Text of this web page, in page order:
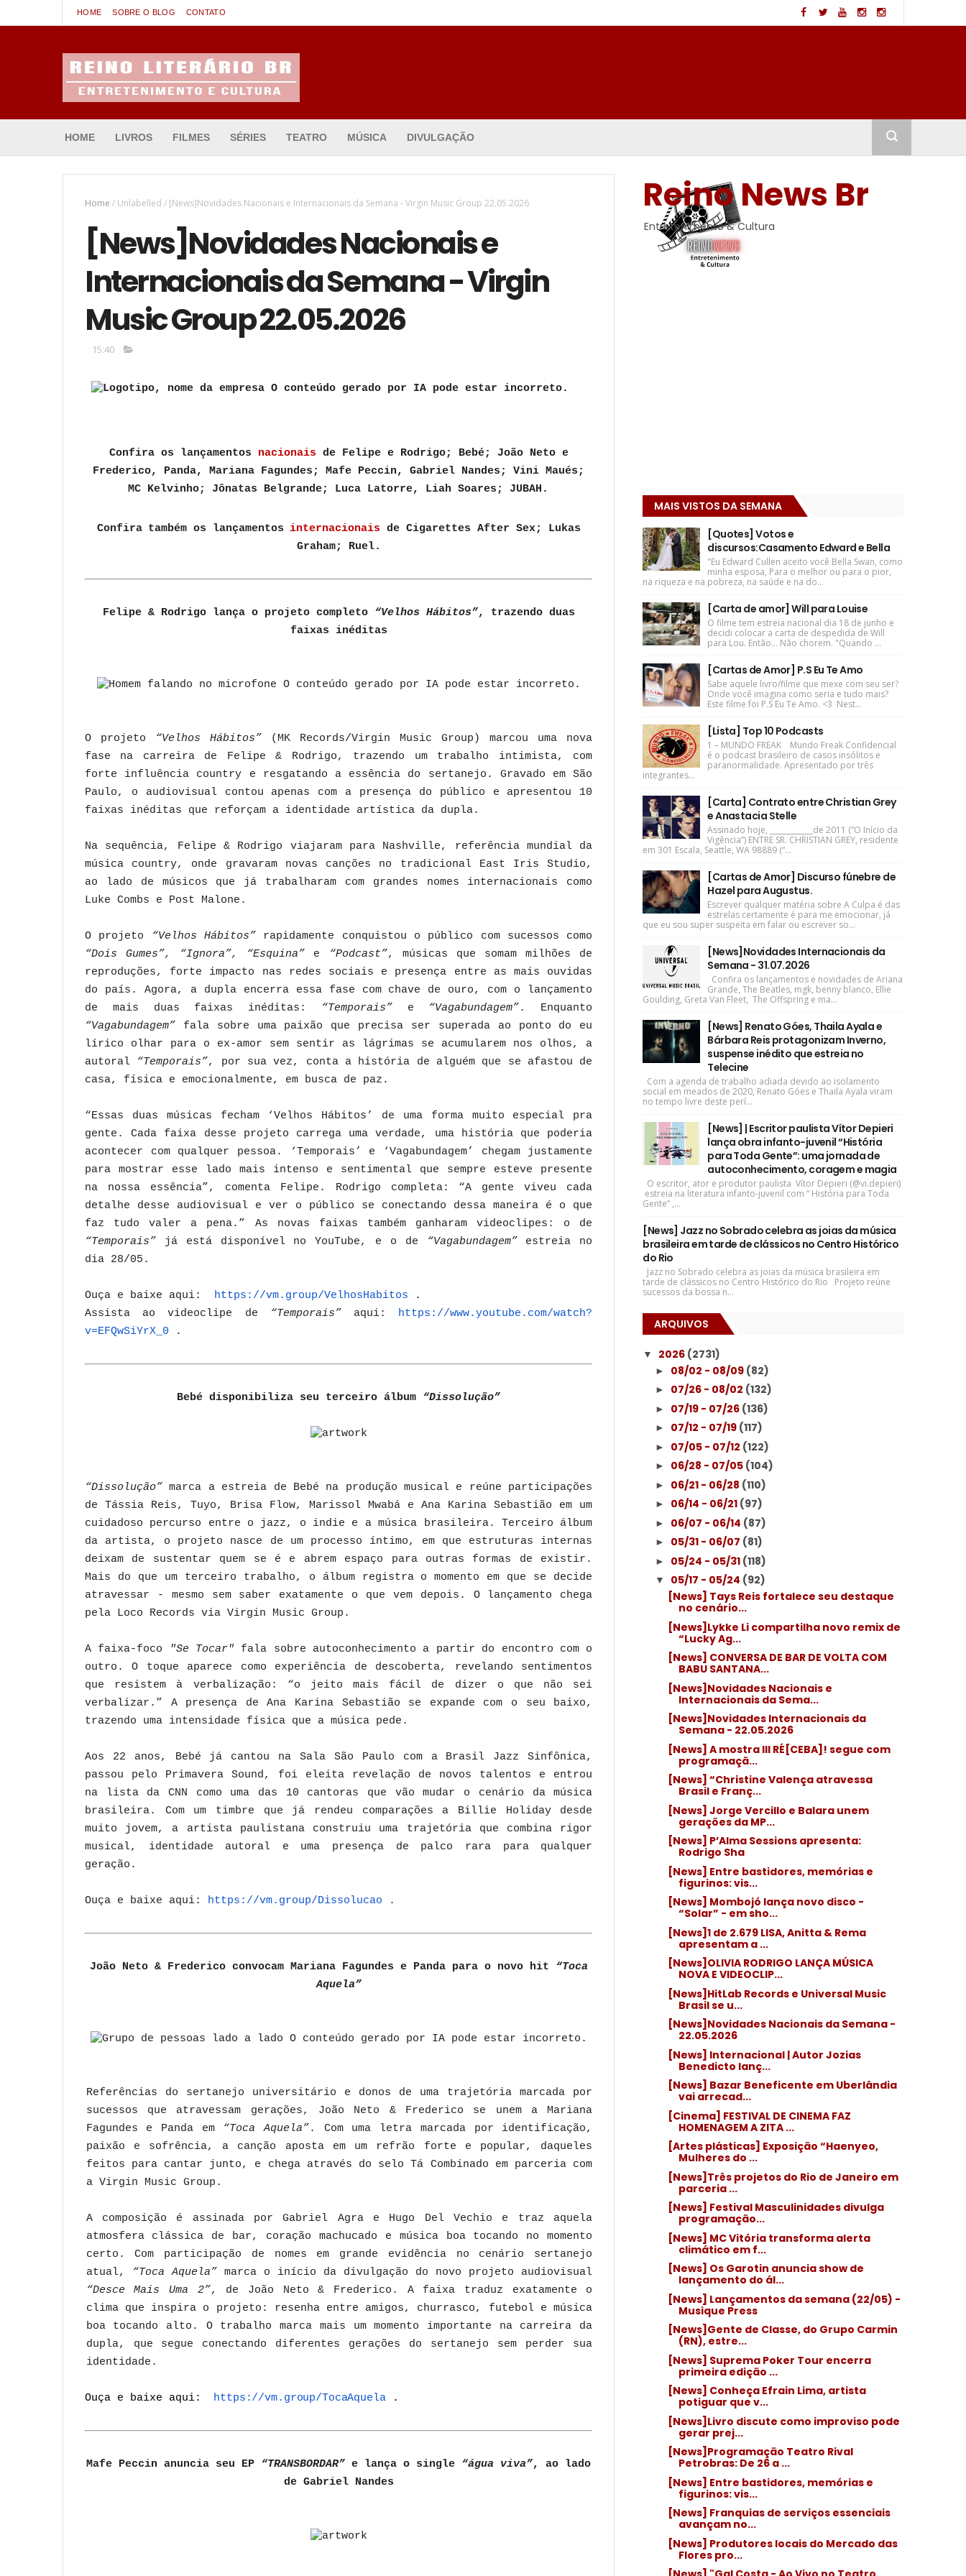
HOME SOBRE O BLOG CONTATO
HOME LIVROS FILMES SÉRIES TEATRO MÚSICA DIVULGAÇÃO
Home / Unlabelled / [News]Novidades Nacionais e Internacionais da Semana - Virgin Music Group 22.05.2026
[News]Novidades Nacionais e
Internacionais da Semana - Virgin
Music Group 22.05.2026
15:40
Confira os lançamentos nacionais de Felipe e Rodrigo; Bebé; João Neto e
Frederico, Panda, Mariana Fagundes; Mafe Peccin, Gabriel Nandes; Vini Maués;
MC Kelvinho; Jônatas Belgrande; Luca Latorre, Liah Soares; JUBAH.
Confira também os lançamentos internacionais deCigarettes After Sex; Lukas
Graham; Ruel.
Felipe & Rodrigo lança o projeto completo “Velhos Hábitos”, trazendo duas
faixas inéditas
O projeto “Velhos Hábitos” (MK Records/Virgin Music Group) marcou uma nova
fase na carreira de Felipe & Rodrigo, trazendo um trabalho intimista, com
forte influência country e resgatando a essência do sertanejo. Gravado em São
Paulo, o audiovisual contou apenas com a presença do público e apresentou 10
faixas inéditas que reforçam a identidade artística da dupla.
Na sequência, Felipe & Rodrigo viajaram para Nashville, referência mundial da
música country, onde gravaram novas canções no tradicional East Iris Studio,
ao lado de músicos que já trabalharam com grandes nomes internacionais como
Luke Combs e Post Malone.
O projeto “Velhos Hábitos” rapidamente conquistou o público com sucessos como
“Dois Gumes”, “Ignora”, “Esquina” e “Podcast”, músicas que somam milhões de
reproduções, forte impacto nas redes sociais e presença entre as mais ouvidas
do país. Agora, a dupla encerra essa fase com chave de ouro, com o lançamento
de mais duas faixas inéditas:
“Temporais” e “Vagabundagem” . Enquanto
“Vagabundagem” fala sobre uma paixão que precisa ser superada ao ponto do eu
lírico olhar para o ex-amor sem sentir as lágrimas se acumularem nos olhos, a
autoral “Temporais”, por sua vez, conta a história de alguém que se afastou de
casa, física e emocionalmente, em busca de paz.
“Essas duas músicas fecham ‘Velhos Hábitos’ de uma forma muito especial pra
gente. Cada faixa desse projeto carrega uma verdade, uma história que poderia
acontecer com qualquer pessoa. ‘Temporais’ e ‘Vagabundagem’ chegam justamente
para mostrar esse lado mais intenso e sentimental que sempre esteve presente
na nossa essência”, comenta Felipe. Rodrigo completa: “A gente viveu cada
detalhe desse audiovisual e ver o público se conectando dessa maneira é o que
faz tudo valer a pena.” As novas faixas também ganharam videoclipes: o de
“Temporais” já está disponível no YouTube, e o de “Vagabundagem” estreia no
dia 28/05.
Ouça e baixe aqui: https://vm.group/VelhosHabitos .
Assista ao videoclipe de
“Temporais” aqui: https://www.youtube.com/watch?
v=EFQwSiYrX_0 .
Bebé disponibiliza seu terceiro álbum “Dissolução”
“Dissolução” marca a estreia de Bebé na produção musical e reúne participações
de Tássia Reis, Tuyo, Brisa Flow, Marissol Mwabá e Ana Karina Sebastião em um
cuidadoso percurso entre o jazz, o indie e a música brasileira. Terceiro álbum
da artista, o projeto nasce de um processo íntimo, em que estruturas internas
deixam de sustentar quem se é e abrem espaço para outras formas de existir.
Mais do que um terceiro trabalho, o álbum registra o momento em que se decide
atravessar - mesmo sem saber exatamente o que vem depois. O lançamento chega
pela Loco Records via Virgin Music Group.
A faixa-foco "Se Tocar" fala sobre autoconhecimento a partir do encontro com o
outro. O toque aparece como experiência de descoberta, revelando sentimentos
que resistem à verbalização: “o jeito mais fácil de dizer o que não sei
verbalizar.” A presença de Ana Karina Sebastião se expande com o seu baixo,
trazendo uma intensidade física que a música pede.
Aos 22 anos, Bebé já cantou na Sala São Paulo com a Brasil Jazz Sinfônica,
passou pelo Primavera Sound, foi eleita revelação de novos talentos e entrou
na lista da CNN como uma das 10 cantoras que vão mudar o cenário da música
brasileira. Com um timbre que já rendeu comparações a Billie Holiday desde
muito jovem, a artista paulistana construiu uma trajetória que combina rigor
musical, identidade autoral e uma presença de palco rara para qualquer
geração.
Ouça e baixe aqui: https://vm.group/Dissolucao .
João Neto & Frederico convocam Mariana Fagundes e Panda para o novo hit “Toca
Aquela”
Referências do sertanejo universitário e donos de uma trajetória marcada por
sucessos que atravessam gerações, João Neto & Frederico se unem a Mariana
Fagundes e Panda em “Toca Aquela” . Com uma letra marcada por identificação,
paixão e sofrência, a canção aposta em um refrão forte e popular, daqueles
feitos para cantar junto, e chega através do selo Tá Combinado em parceria com
a Virgin Music Group.
A composição é assinada por Gabriel Agra e Hugo Del Vechio e traz aquela
atmosfera clássica de bar, coração machucado e música boa tocando no momento
certo. Com participação de nomes em grande evidência no cenário sertanejo
atual,
“Toca Aquela” marca o início da divulgação do novo projeto audiovisual
“Desce Mais Uma 2”, de João Neto & Frederico. A faixa traduz exatamente o
clima que inspira o projeto: resenha entre amigos, churrasco, futebol e música
boa tocando alto. O trabalho marca mais um momento importante na carreira da
dupla, que segue conectando diferentes gerações do sertanejo sem perder sua
identidade.
Ouça e baixe aqui: https://vm.group/TocaAquela.
Mafe Peccin anuncia seu EP “TRANSBORDAR” e lança o single “água viva”, ao lado
de Gabriel Nandes
Reino News Br
Entretenimento & Cultura
MAIS VISTOS DA SEMANA
[Quotes] Votos e
discursos:Casamento Edward e Bella
"Eu Edward Cullen aceito você Bella Swan, como
minha esposa, Para o melhor ou para o pior,
na riqueza e na pobreza, na saúde e na do...
[Carta de amor] Will para Louise
O filme tem estreia nacional dia 18 de junho e
decidi colocar a carta de despedida de Will
para Lou. Então... Não chorem. "Quando ...
[Cartas de Amor] P.S Eu Te Amo
Sabe aquele livro/filme que mexe com seu ser?
Onde você imagina como seria e tudo mais?
Este filme foi P.S Eu Te Amo. <3 Nest...
[Lista] Top 10 Podcasts
1 – MUNDO FREAK Mundo Freak Confidencial
é o podcast brasileiro de casos insólitos e
paranormalidade. Apresentado por três
integrantes...
[Carta] Contrato entre Christian Grey
e Anastacia Stelle
Assinado hoje, ____________de 2011 (“O Início da
Vigência”) ENTRE SR. CHRISTIAN GREY, residente
em 301 Escala, Seattle, WA 98889 (“...
[Cartas de Amor] Discurso fúnebre de
Hazel para Augustus.
Escrever qualquer matéria sobre A Culpa é das
estrelas certamente é para me emocionar, já
que eu sou super suspeita em falar ou escrever so...
[News]Novidades Internacionais da
Semana - 31.07.2026
Confira os lançamentos e novidades de Ariana
Grande, The Beatles, mgk, benny blanco, Ellie
Goulding, Greta Van Fleet, The Offspring e ma...
[News] Renato Góes, Thaila Ayala e
Bárbara Reis protagonizam Inverno,
suspense inédito que estreia no
Telecine
Com a agenda de trabalho adiada devido ao isolamento
social em meados de 2020, Renato Góes e Thaila Ayala viram
no tempo livre deste perí...
[News] | Escritor paulista Vítor Depieri
lança obra infanto-juvenil “História
para Toda Gente”: uma jornada de
autoconhecimento, coragem e magia
O escritor, ator e produtor paulista Vítor Depieri (@vi.depieri)
estreia na literatura infanto-juvenil com “ História para Toda
Gente” ,...
[News] Jazz no Sobrado celebra as joias da música
brasileira em tarde de clássicos no Centro Histórico
do Rio
Jazz no Sobrado celebra as joias da música brasileira em
tarde de clássicos no Centro Histórico do Rio Projeto reúne
sucessos da bossa n...
ARQUIVOS
▼ 2026 (2731)
► 08/02 - 08/09 (82)
► 07/26 - 08/02 (132)
► 07/19 - 07/26 (136)
► 07/12 - 07/19 (117)
► 07/05 - 07/12 (122)
► 06/28 - 07/05 (104)
► 06/21 - 06/28 (110)
► 06/14 - 06/21 (97)
► 06/07 - 06/14 (87)
► 05/31 - 06/07 (81)
► 05/24 - 05/31 (118)
▼ 05/17 - 05/24 (92)
[News] Tays Reis fortalece seu destaque
no cenário...
[News]Lykke Li compartilha novo remix de
“Lucky Ag...
[News] CONVERSA DE BAR DE VOLTA COM
BABU SANTANA...
[News]Novidades Nacionais e
Internacionais da Sema...
[News]Novidades Internacionais da
Semana - 22.05.2026
[News] A mostra III RÉ[CEBA]! segue com
programaçã...
[News] “Christine Valença atravessa
Brasil e Franç...
[News] Jorge Vercillo e Balara unem
gerações da MP...
[News] P’Alma Sessions apresenta:
Rodrigo Sha
[News] Entre bastidores, memórias e
figurinos: vis...
[News] Mombojó lança novo disco -
“Solar” - em sho...
[News]1 de 2.679 LISA, Anitta & Rema
apresentam a ...
[News]OLIVIA RODRIGO LANÇA MÚSICA
NOVA E VIDEOCLIP...
[News]HitLab Records e Universal Music
Brasil se u...
[News]Novidades Nacionais da Semana -
22.05.2026
[News] Internacional | Autor Jozias
Benedicto lanç...
[News] Bazar Beneficente em Uberlândia
vai arrecad...
[Cinema] FESTIVAL DE CINEMA FAZ
HOMENAGEM A ZITA ...
[Artes plásticas] Exposição “Haenyeo,
Mulheres do ...
[News]Três projetos do Rio de Janeiro em
parceria ...
[News] Festival Masculinidades divulga
programação...
[News] MC Vitória transforma alerta
climático em f...
[News] Os Garotin anuncia show de
lançamento do ál...
[News] Lançamentos da semana (22/05) -
Musique Press
[News]Gente de Classe, do Grupo Carmin
(RN), estre...
[News] Suprema Poker Tour encerra
primeira edição ...
[News] Conheça Efrain Lima, artista
potiguar que v...
[News]Livro discute como improviso pode
gerar prej...
[News]Programação Teatro Rival
Petrobras: De 26 a ...
[News] Entre bastidores, memórias e
figurinos: vis...
[News] Franquias de serviços essenciais
avançam no...
[News] Produtores locais do Mercado das
Flores pro...